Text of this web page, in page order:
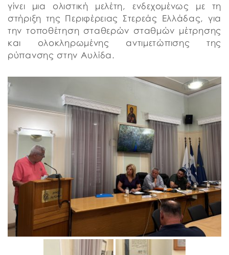
γίνει μια ολιστική μελέτη, ενδεχομένως με τη
στήριξη της Περιφέρειας Στερεάς Ελλάδας, για
την τοποθέτηση σταθερών σταθμών μέτρησης
και ολοκληρωμένης αντιμετώπισης της
ρύπανσης στην Αυλίδα.